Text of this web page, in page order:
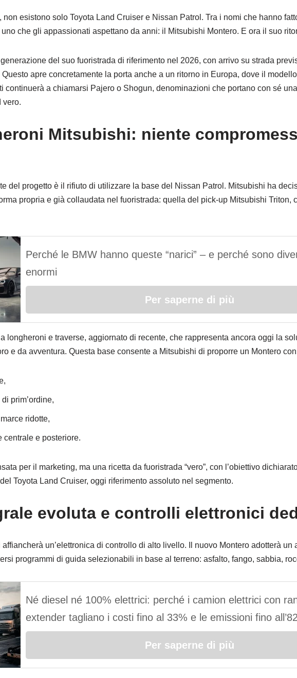
esistono solo Toyota Land Cruiser e Nissan Patrol. Tra i nomi che hanno
che gli appassionati aspettano da anni: il Mitsubishi Montero. E ora il suo
del suo fuoristrada di riferimento nel 2026, con arrivo su strada
apre concretamente la porta anche a un ritorno in Europa, dove il
continuerà a chiamarsi Pajero o Shogun, denominazioni che portano con sé
vero.
Mitsubishi: niente
del progetto è il rifiuto di utilizzare la base del Nissan Patrol. Mitsubishi ha
propria e già collaudata nel fuoristrada: quella del pick-up Mitsubishi Triton,
Perché le BMW hanno queste “narici” – e perché sono
enormi
Per saperne di più
longheroni e traverse, aggiornato di recente, che rappresenta ancora oggi la
e da avventura. Questa base consente a Mitsubishi di proporre un Montero
prim’ordine,
ridotte,
centrale e posteriore.
per il marketing, ma una ricetta da fuoristrada “vero”, con l’obiettivo
Toyota Land Cruiser, oggi riferimento assoluto nel segmento.
evoluta e controlli elettronici
un’elettronica di controllo di alto livello. Il nuovo Montero adotterà un
programmi di guida selezionabili in base al terreno: asfalto, fango, sabbia,
Né diesel né 100% elettrici: perché i camion elettrici con
extender tagliano i costi fino al 33% e le emissioni fino
Per saperne di più